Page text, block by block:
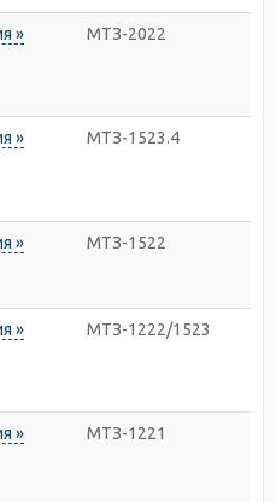
»
МТЗ-2022
»
МТЗ-1523.4
»
МТЗ-1522
»
МТЗ-1222/1523
»
МТЗ-1221